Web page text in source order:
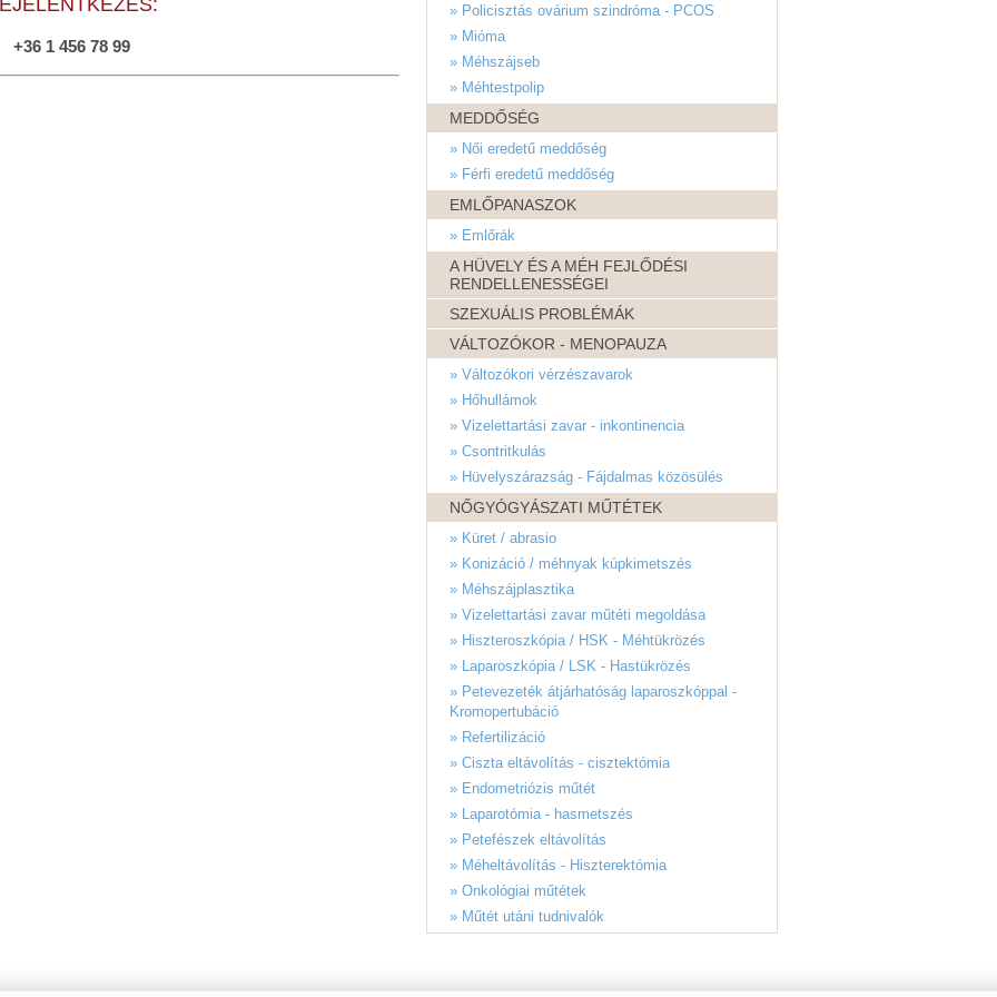
+36 1 456 78 99
» Policisztás ovárium szindróma - PCOS
» Mióma
» Méhszájseb
» Méhtestpolip
MEDDŐSÉG
» Női eredetű meddőség
» Férfi eredetű meddőség
EMLŐPANASZOK
» Emlőrák
A HÜVELY ÉS A MÉH FEJLŐDÉSI
RENDELLENESSÉGEI
SZEXUÁLIS PROBLÉMÁK
VÁLTOZÓKOR - MENOPAUZA
» Változókori vérzészavarok
» Hőhullámok
» Vizelettartási zavar - inkontinencia
» Csontritkulás
» Hüvelyszárazság - Fájdalmas közösülés
NŐGYÓGYÁSZATI MŰTÉTEK
» Küret / abrasio
» Konizáció / méhnyak kúpkimetszés
» Méhszájplasztika
» Vizelettartási zavar műtéti megoldása
» Hiszteroszkópia / HSK - Méhtükrözés
» Laparoszkópia / LSK - Hastükrözés
» Petevezeték átjárhatóság laparoszkóppal -
Kromopertubáció
» Refertilizáció
» Ciszta eltávolítás - cisztektómia
» Endometriózis műtét
» Laparotómia - hasmetszés
» Petefészek eltávolítás
» Méheltávolítás - Hiszterektómia
» Onkológiai műtétek
» Műtét utáni tudnivalók